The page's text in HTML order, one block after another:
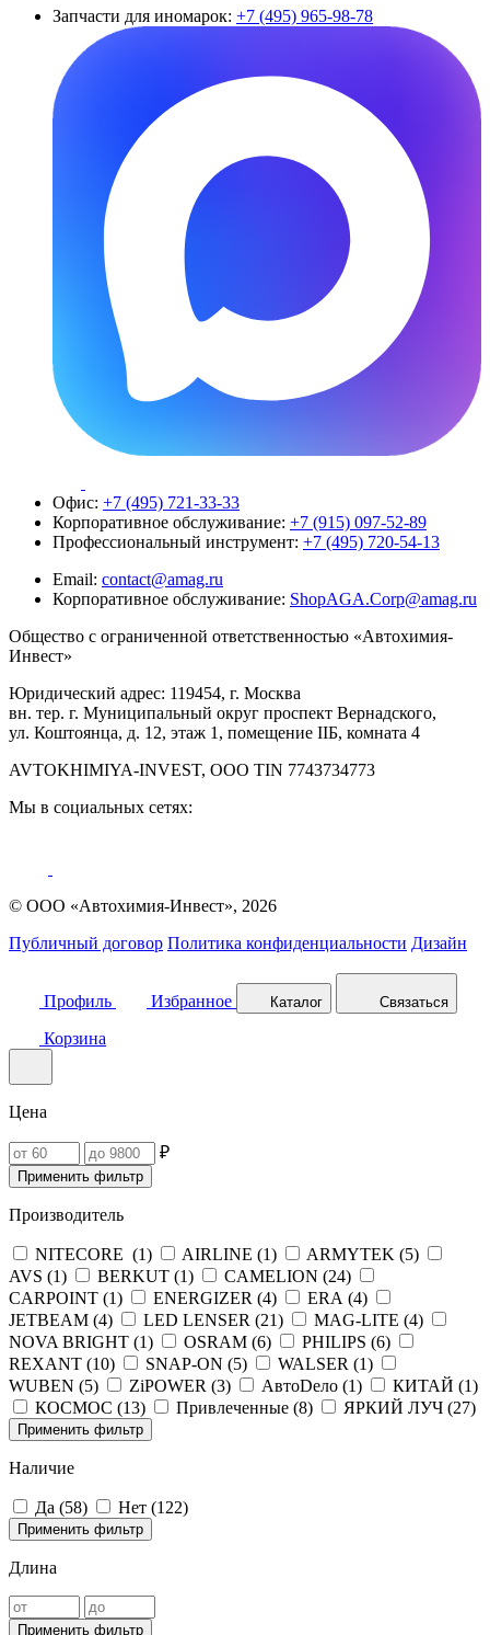
Запчасти для иномарок: +7 (495) 965-98-78
Офис: +7 (495) 721-33-33
Корпоративное обслуживание: +7 (915) 097-52-89
Профессиональный инструмент: +7 (495) 720-54-13
Email: contact@amag.ru
Корпоративное обслуживание: ShopAGA.Corp@amag.ru
Общество с ограниченной ответственностью «Автохимия-
Инвест»
Юридический адрес: 119454, г. Москва
вн. тер. г. Муниципальный округ проспект Вернадского,
ул. Коштоянца, д. 12, этаж 1, помещение IIБ, комната 4
AVTOKHIMIYA-INVEST, OOO TIN 7743734773
Мы в социальных сетях:
© ООО «Автохимия-Инвест», 2026
Публичный договор Политика конфиденциальности Дизайн
Профиль Избранное Каталог Связаться
Корзина
Цена
₽
Применить фильтр
Производитель
NITECORE (1) AIRLINE (1) ARMYTEK (5)
AVS (1) BERKUT (1) CAMELION (24)
CARPOINT (1) ENERGIZER (4) ERA (4)
JETBEAM (4) LED LENSER (21) MAG-LITE (4)
NOVA BRIGHT (1) OSRAM (6) PHILIPS (6)
REXANT (10) SNAP-ON (5) WALSER (1)
WUBEN (5) ZiPOWER (3) АвтоDело (1) КИТАЙ (1)
КОСМОС (13) Привлеченные (8) ЯРКИЙ ЛУЧ (27)
Применить фильтр
Наличие
Да (58) Нет (122)
Применить фильтр
Длина
Применить фильтр